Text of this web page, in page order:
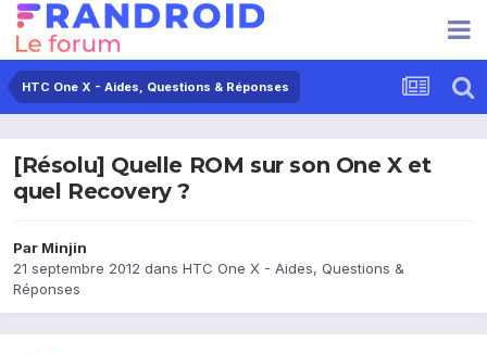
HTC One X - Aides, Questions & Réponses
[Résolu] Quelle ROM sur son One X et
quel Recovery ?
Par Minjin
21 septembre 2012 dans HTC One X - Aides, Questions &
Réponses